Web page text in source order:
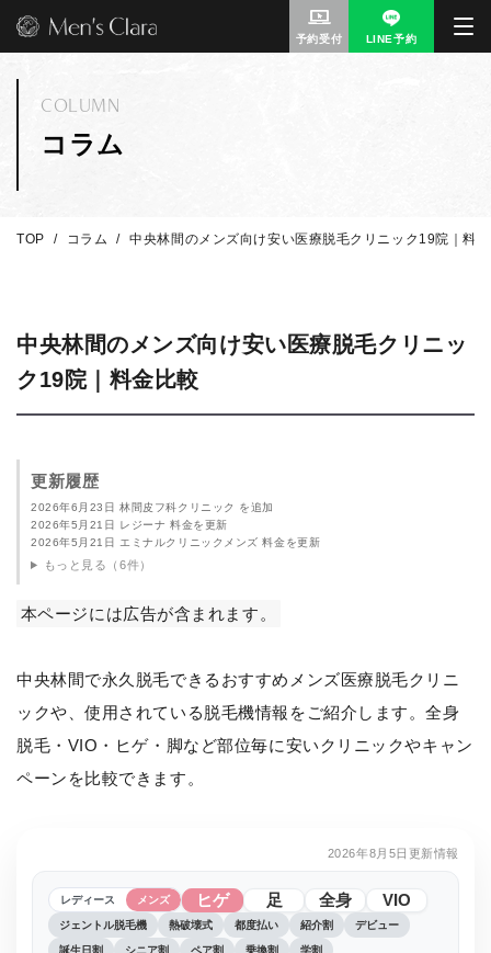
予約受付 LINE予約
コラム
COLUMN
TOP コラム 中央林間のメンズ向け安い医療脱毛クリニック19院｜料
中央林間のメンズ向け安い医療脱毛クリニッ
ク19院｜料金比較
更新履歴
2026年6月23日 林間皮フ科クリニック を追加
2026年5月21日 レジーナ 料金を更新
2026年5月21日 エミナルクリニックメンズ 料金を更新
もっと見る（6件）
本ページには広告が含まれます。
中央林間で永久脱毛できるおすすめメンズ医療脱毛クリニ
ックや、使用されている脱毛機情報をご紹介します。全身
脱毛・VIO・ヒゲ・脚など部位毎に安いクリニックやキャン
ペーンを比較できます。
2026年8月5日更新情報
レディース メンズ ヒゲ 足 全身 VIO
ジェントル脱毛機 熱破壊式 都度払い 紹介割 デビュー
誕生日割 シニア割 ペア割 乗換割 学割